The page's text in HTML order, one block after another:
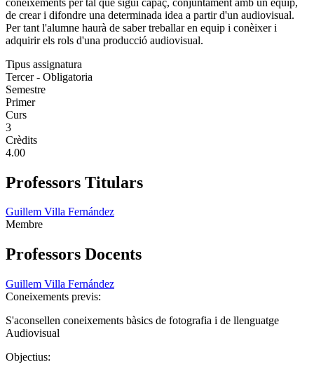
de crear i difondre una determinada idea a partir d'un audiovisual.
Per tant l'alumne haurà de saber treballar en equip i conèixer i
adquirir els rols d'una producció audiovisual.
Tipus assignatura
Tercer - Obligatoria
Semestre
Primer
Curs
3
Crèdits
4.00
Professors Titulars
Guillem Villa Fernández
Membre
Professors Docents
Guillem Villa Fernández
Coneixements previs:
S'aconsellen coneixements bàsics de fotografia i de llenguatge
Audiovisual
Objectius: